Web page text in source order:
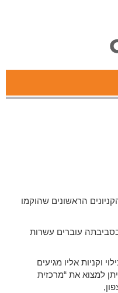
והוא אחד מהקניונים הראשונים שהוקמו
עוברים עשרות
וקניות אליו מגיעים
למצוא את “מרכזית